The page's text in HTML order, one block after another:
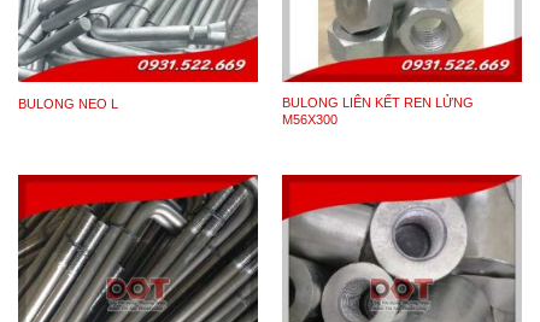
BULONG NEO L
BULONG LIÊN KẾT REN LỬNG
M56X300